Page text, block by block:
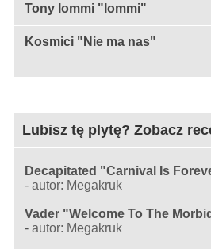
Tony Iommi "Iommi"
Kosmici "Nie ma nas"
Lubisz tę plytę? Zobacz
Decapitated "Carnival Is
-autor: Megakruk
Vader "Welcome To The
-autor: Megakruk